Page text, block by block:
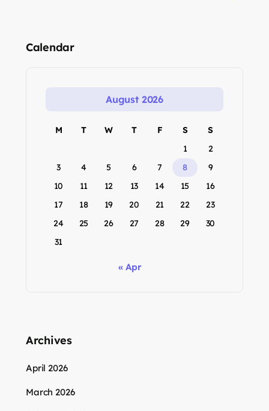
Calendar
August 2026
M T W T F S
S
1
2
3
4 5 6 7 8
9
10
11 12 13 14 15
16
17
18 19 20 21 22
23
24
25 26 27 28 29
30
31
« Apr
Archives
April 2026
March 2026